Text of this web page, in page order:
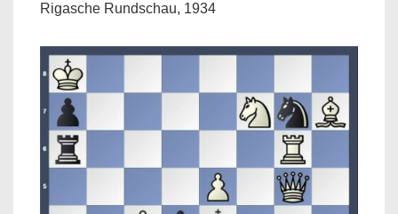
Rigasche Rundschau, 1934